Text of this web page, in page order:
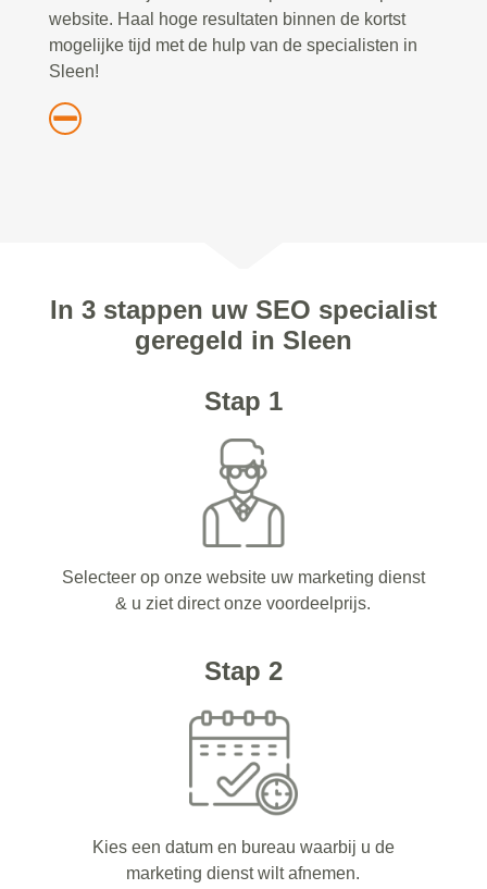
website. Haal hoge resultaten binnen de kortst
mogelijke tijd met de hulp van de specialisten in
Sleen!
In 3 stappen uw SEO specialist
geregeld in Sleen
Stap 1
Selecteer op onze website uw marketing dienst
& u ziet direct onze voordeelprijs.
Stap 2
Kies een datum en bureau waarbij u de
marketing dienst wilt afnemen.